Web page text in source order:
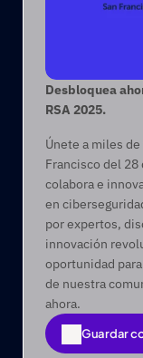
Desbloquea
RSA 2025.
Únete a miles de
Francisco del 28
colabora e
en
por expertos,
innovación
oportunidad
de nuestra
ahora.
Guardar
Guardar